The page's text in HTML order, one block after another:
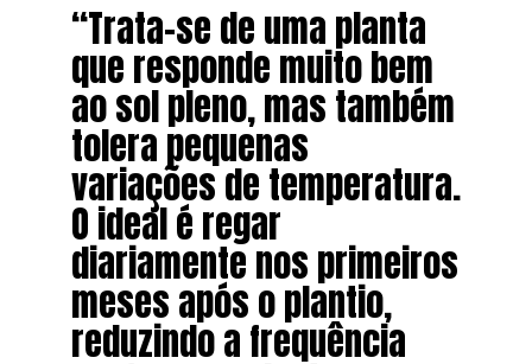
“Trata-se de uma planta
que responde muito bem
ao sol pleno, mas também
tolera pequenas
variações de temperatura.
O ideal é regar
diariamente nos primeiros
meses após o plantio,
reduzindo a frequência